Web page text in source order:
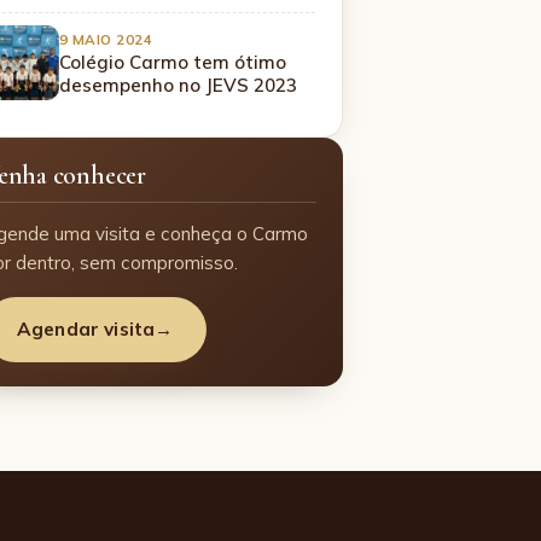
9 MAIO 2024
Colégio Carmo tem ótimo
desempenho no JEVS 2023
conhecer
uma visita e conheça o Carmo
dentro, sem compromisso.
Agendar visita →